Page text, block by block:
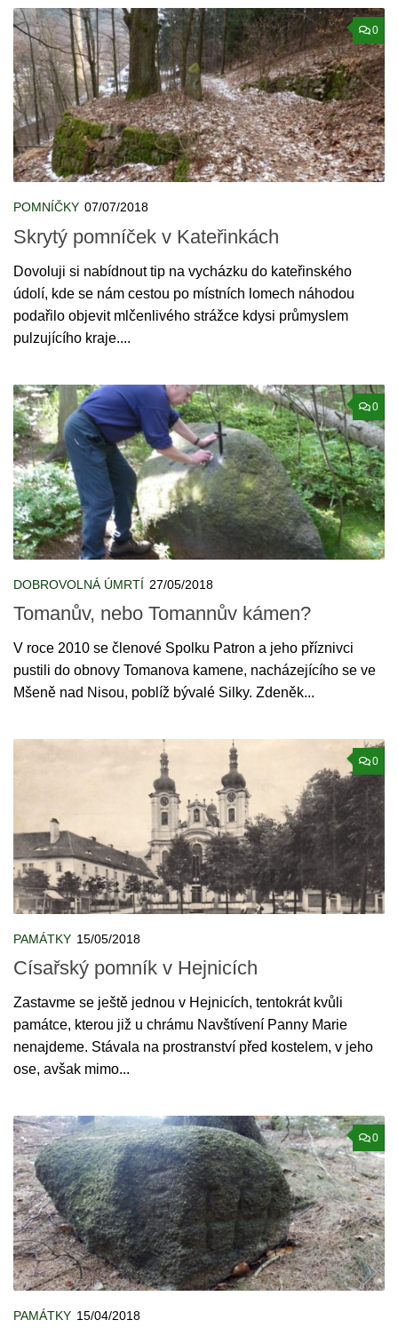
0
POMNÍČKY 07/07/2018
Skrytý pomníček v Kateřinkách
Dovoluji si nabídnout tip na vycházku do kateřinského
údolí, kde se nám cestou po místních lomech náhodou
podařilo objevit mlčenlivého strážce kdysi průmyslem
pulzujícího kraje....
0
DOBROVOLNÁ ÚMRTÍ 27/05/2018
Tomanův, nebo Tomannův kámen?
V roce 2010 se členové Spolku Patron a jeho příznivci
pustili do obnovy Tomanova kamene, nacházejícího se ve
Mšeně nad Nisou, poblíž bývalé Silky. Zdeněk...
0
PAMÁTKY 15/05/2018
Císařský pomník v Hejnicích
Zastavme se ještě jednou v Hejnicích, tentokrát kvůli
památce, kterou již u chrámu Navštívení Panny Marie
nenajdeme. Stávala na prostranství před kostelem, v jeho
ose, avšak mimo...
0
PAMÁTKY 15/04/2018